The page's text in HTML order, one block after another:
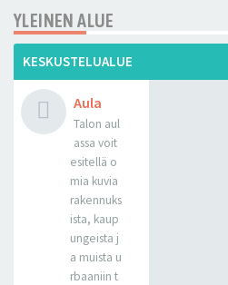
YLEINEN ALUE
KESKUSTELUALUE
Aula
Talon aul
assa voit
esitellä o
mia kuvia
rakennuks
ista, kaup
ungeista j
a muista u
rbaaniin t